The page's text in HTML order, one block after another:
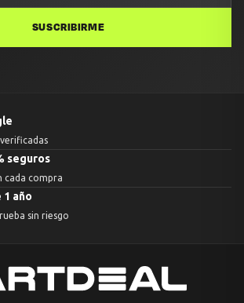
SUSCRIBIRME
seguros
cada compra
1 año
sin riesgo